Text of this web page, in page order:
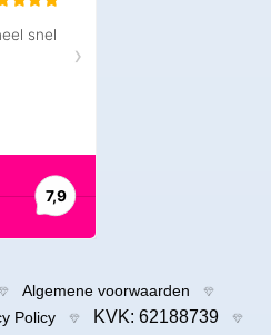
Algemene voorwaarden
Policy
KVK: 62188739